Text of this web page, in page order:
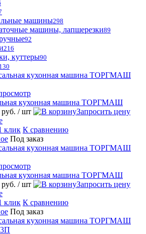
машины298
машины, лапшерезки89
92
216
куттеры90
130
кухонная машина ТОРГМАШ
руб. / шт
Запросить цену
клик К сравнению
Под заказ
кухонная машина ТОРГМАШ
руб. / шт
Запросить цену
клик К сравнению
Под заказ